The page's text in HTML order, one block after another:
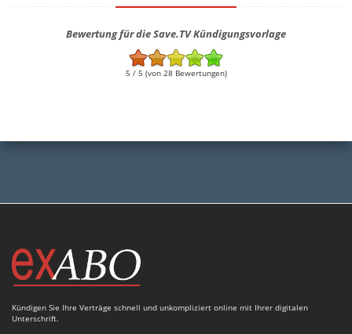
Bewertung für die Save.TV Kündigungsvorlage
5 / 5 (von 28 Bewertungen)
Kündigen Sie Ihre Verträge schnell und unkompliziert online mit Ihrer digitalen
Unterschrift.